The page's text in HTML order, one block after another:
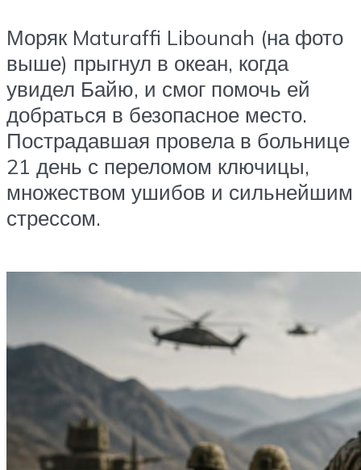
Моряк Maturaffi Libounah (на фото
выше) прыгнул в океан, когда
увидел Байю, и смог помочь ей
добраться в безопасное место.
Пострадавшая провела в больнице
21 день с переломом ключицы,
множеством ушибов и сильнейшим
стрессом.